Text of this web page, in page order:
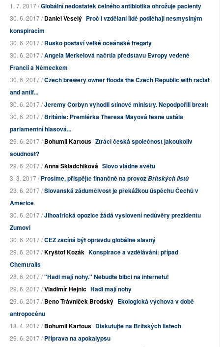
1. 7. 2017 /Globální nedostatek čelného antibiotika ohrožuje pacienty
30. 6. 2017 /Daniel Veselý Proč i vzdělaní lidé podléhají nesmyslným
konspiracím
30. 6. 2017 /Rusko postaví velké oceánské fregaty
30. 6. 2017 /Angela Merkelová načrtla představu Evropy vedené
Francií a Německem
30. 6. 2017 /Czech brewery owner floods the Czech Republic with racist
and antif...
30. 6. 2017 /Jeremy Corbyn vyhodil stínové ministry. Nepodpořili brexit
30. 6. 2017 /Británie: Premiérka Theresa Mayová těsně ustála
parlamentní hlasová...
29. 6. 2017 /Bohumil Kartous Ztrácí česká společnost jakoukoliv
soudnost?
29. 6. 2017 /Anna Skladchiková Slovo vládne světu
3. 3. 2017 /Prosíme, přispějte finančně na provozBritských listů
23. 6. 2017 /Slovanská zádumčivost je překážkou úspěchu Čechů v
Americe
30. 6. 2017 /Jihoafrická opozice žádá vyslovení nedůvěry prezidentu
Zumovi
30. 6. 2017 /ČEZ začíná být opravdu globálně slavný
29. 6. 2017 /Kryštof Kozák Konspirace a vzdělávání: případ
Chemtrails
28. 6. 2017 /"Hadi mají nohy." Nebuďte blbci na internetu!
29. 6. 2017 /Vladimír Hejnic Hadi mají nohy
29. 6. 2017 /Beno Trávníček Brodský Ekologická výchova v době
antropocénu
18. 4. 2017 /Bohumil Kartous Diskutujte na Britských listech
29. 6. 2017 /Příprava na apokalypsu